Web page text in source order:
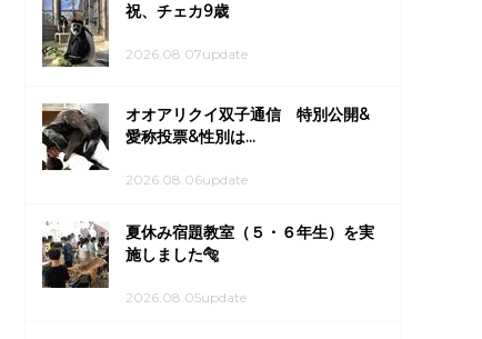
祝、チェカ9歳
2026.08.07update
オオアリクイ双子通信 特別公開&
愛称投票&性別は...
2026.08.06update
夏休み宿題教室（５・６年生）を実
施しました🐅
2026.08.05update